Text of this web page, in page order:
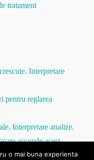
tratament
Interpretare
pentru reglarea
Interpretare analize.
ascunde acest
o mai buna experienta